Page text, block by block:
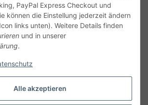
Alle akzeptieren
PayPal Express Checkout und
können die Einstellung jederzeit ändern
links unten). Weitere Details finden
und in unserer
.
ohne Gewähr. Irrtümer und fehlerhafte
Wenn Sie Datenblätter oder spezielle
Abbildungen der Artikel können